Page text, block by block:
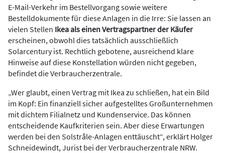
E-Mail-Verkehr im Bestellvorgang sowie weitere
Bestelldokumente für diese Anlagen in die Irre: Sie lassen an
vielen Stellen Ikea als einen Vertragspartner der Käufer
erscheinen, obwohl dies tatsächlich ausschließlich
Solarcentury ist. Rechtlich gebotene, ausreichend klare
Hinweise auf diese Konstellation würden nicht gegeben,
befindet die Verbraucherzentrale.
„Wer glaubt, einen Vertrag mit Ikea zu schließen, hat ein Bild
im Kopf: Ein finanziell sicher aufgestelltes Großunternehmen
mit dichtem Filialnetz und Kundenservice. Das können
entscheidende Kaufkriterien sein. Aber diese Erwartungen
werden bei den Solstråle-Anlagen enttäuscht“, erklärt Holger
Schneidewindt, Jurist bei der Verbraucherzentrale NRW.